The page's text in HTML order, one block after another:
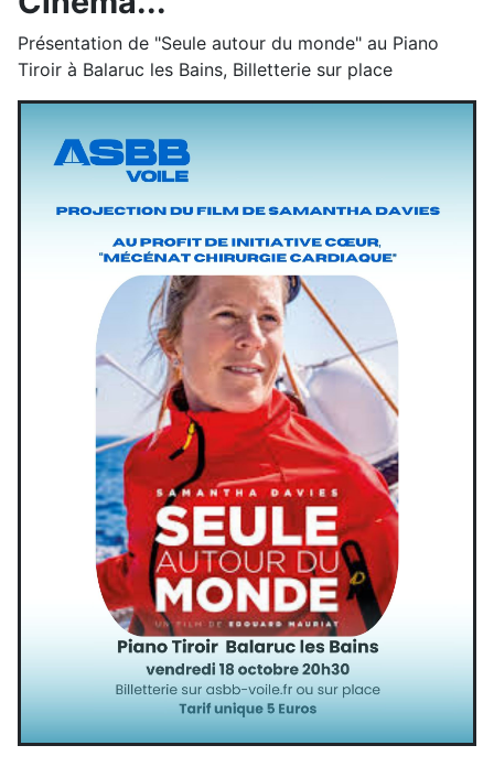
Présentation de "Seule autour du monde" au Piano
Tiroir à Balaruc les Bains, Billetterie sur place